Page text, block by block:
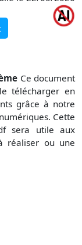
Ce document
télécharger en
grâce à notre
Cette
sera utile aux
réaliser ou une